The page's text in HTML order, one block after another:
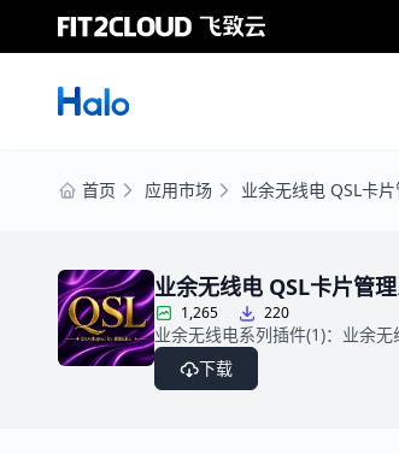
首页 应用市场 业余无线电 QSL卡
业余无线电 QSL卡片管
1,265 220
业余无线电系列插件(1)：业余
下载